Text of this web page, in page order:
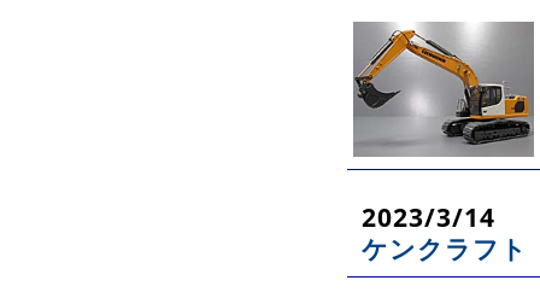
2023/3/14
ケンクラフト